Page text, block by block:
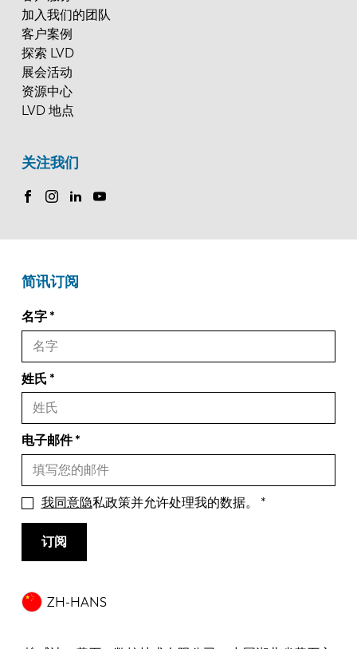
加入我们的团队
客户案例
探索 LVD
展会活动
资源中心
LVD 地点
关注我们
ZH-HANS
简讯订阅
名字
姓氏
电子邮件
我同意隐私政策并允许处理我的数据。
订阅